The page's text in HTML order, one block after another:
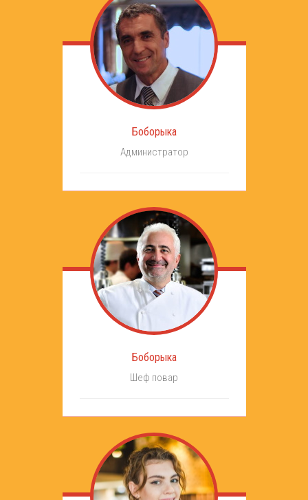
Боборыка
Администратор
Боборыка
Шеф повар